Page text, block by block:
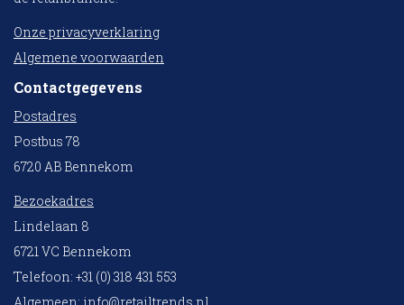
Onze privacyverklaring
Algemene voorwaarden
Contactgegevens
Postadres
Postbus 78
6720 AB Bennekom
Bezoekadres
Lindelaan 8
6721 VC Bennekom
Telefoon: +31 (0) 318 431 553